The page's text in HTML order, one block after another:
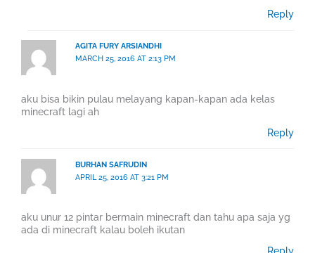
Reply
AGITA FURY ARSIANDHI
MARCH 25, 2016 AT 2:13 PM
aku bisa bikin pulau melayang kapan-kapan ada kelas
minecraft lagi ah
Reply
BURHAN SAFRUDIN
APRIL 25, 2016 AT 3:21 PM
aku unur 12 pintar bermain minecraft dan tahu apa saja yg
ada di minecraft kalau boleh ikutan